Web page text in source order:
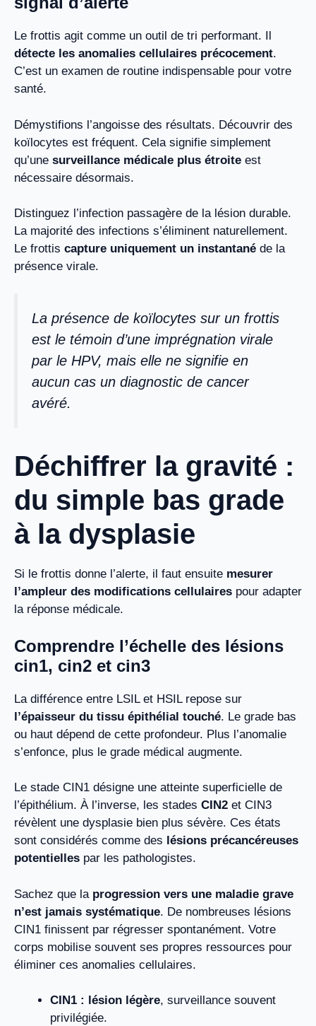
Le frottis agit comme un outil de tri performant. Il
détecte les anomalies cellulaires précocement.
C’est un examen de routine indispensable pour votre
santé.
Démystifions l’angoisse des résultats. Découvrir des
koïlocytes est fréquent. Cela signifie simplement
qu’une surveillance médicale plus étroite est
nécessaire désormais.
Distinguez l’infection passagère de la lésion durable.
La majorité des infections s’éliminent naturellement.
Le frottis capture uniquement un instantané de la
présence virale.
La présence de koïlocytes sur un frottis
est le témoin d’une imprégnation virale
par le HPV, mais elle ne signifie en
aucun cas un diagnostic de cancer
avéré.
Déchiffrer la gravité :
du simple bas grade
à la dysplasie
Si le frottis donne l’alerte, il faut ensuite mesurer
l’ampleur des modifications cellulaires pour adapter
la réponse médicale.
Comprendre l’échelle des lésions
cin1, cin2 et cin3
La différence entre LSIL et HSIL repose sur
l’épaisseur du tissu épithélial touché. Le grade bas
ou haut dépend de cette profondeur. Plus l’anomalie
s’enfonce, plus le grade médical augmente.
Le stade CIN1 désigne une atteinte superficielle de
l’épithélium. À l’inverse, les stades CIN2 et CIN3
révèlent une dysplasie bien plus sévère. Ces états
sont considérés comme des lésions précancéreuses
potentielles par les pathologistes.
Sachez que la progression vers une maladie grave
n’est jamais systématique. De nombreuses lésions
CIN1 finissent par régresser spontanément. Votre
corps mobilise souvent ses propres ressources pour
éliminer ces anomalies cellulaires.
CIN1 : lésion légère, surveillance souvent
privilégiée.